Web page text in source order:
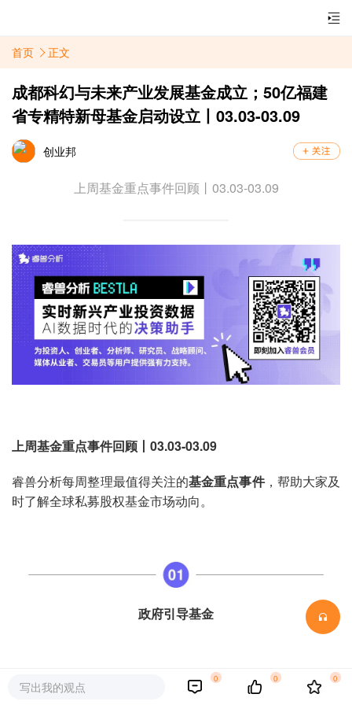
首页 正文
成都科幻与未来产业发展基金成立；50亿福建
省专精特新母基金启动设立丨03.03-03.09
创业邦
上周基金重点事件回顾丨03.03-03.09
上周基金重点事件回顾丨03.03-03.09
睿兽分析每周整理最值得关注的基金重点事件，帮助大家及
时了解全球私募股权基金市场动向。
政府引导基金
浙西走廊母基金完成备案
写出我的观点
0 0 0